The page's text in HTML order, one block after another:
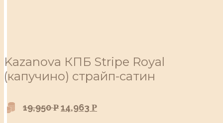
Kazanova КПБ Stripe Royal
(капучино) страйп-сатин
19,950Р 14,963 Р